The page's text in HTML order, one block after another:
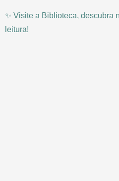
✨ Visite a Biblioteca, descubra
leitura!